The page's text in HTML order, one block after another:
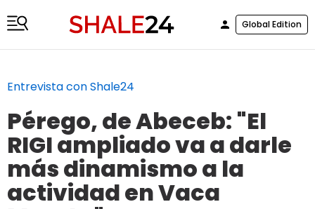
Global Edition
Entrevista con Shale24
Pérego, de Abeceb: "El
RIGI ampliado va a darle
más dinamismo a la
actividad en Vaca